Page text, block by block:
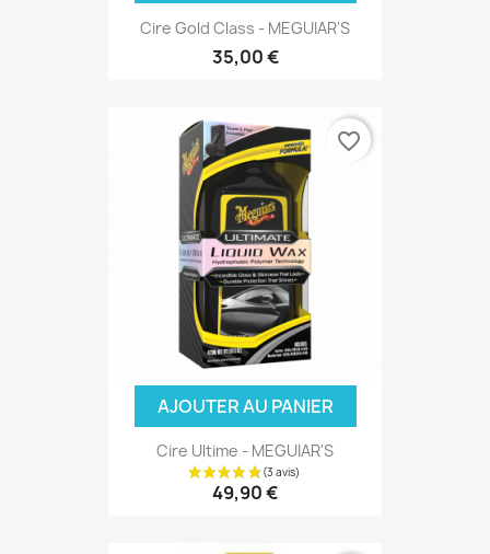
Cire Gold Class - MEGUIAR'S
35,00 €
AJOUTER AU PANIER
Cire Ultime - MEGUIAR'S
49,90 €
favorite_border